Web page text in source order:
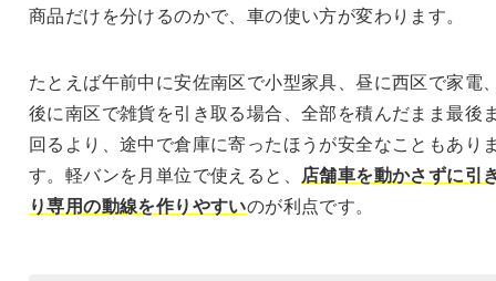
商品だけを分けるのかで、車の使い方が変わります。
たとえば午前中に安佐南区で小型家具、昼に西区で家電
後に南区で雑貨を引き取る場合、全部を積んだまま最後
回るより、途中で倉庫に寄ったほうが安全なこともあり
す。軽バンを月単位で使えると、 店舗車を動かさずに引
り専用の動線を作りやすいのが利点です。